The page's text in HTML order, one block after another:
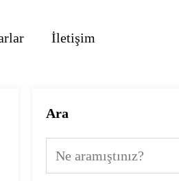
İletişim
Ara